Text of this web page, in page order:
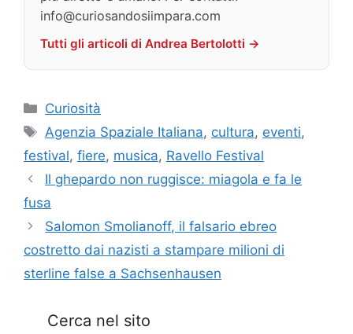
info@curiosandosiimpara.com
Tutti gli articoli di Andrea Bertolotti →
Categorie
Curiosità
Tag
Agenzia Spaziale Italiana, cultura, eventi,
festival, fiere, musica, Ravello Festival
Il ghepardo non ruggisce: miagola e fa le
fusa
Salomon Smolianoff, il falsario ebreo
costretto dai nazisti a stampare milioni di
sterline false a Sachsenhausen
Cerca nel sito